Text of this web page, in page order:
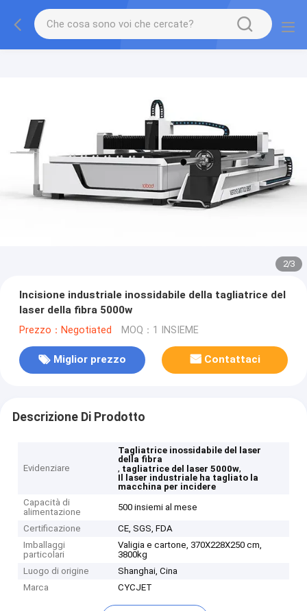
2/3
Incisione industriale inossidabile della tagliatrice del
laser della fibra 5000w
Prezzo：Negotiated MOQ：1 INSIEME
Miglior prezzo Contattaci
Descrizione Di Prodotto
Evidenziare
Tagliatrice inossidabile del laser
della fibra
, tagliatrice del laser 5000w,
Il laser industriale ha tagliato la
macchina per incidere
Capacità di
alimentazione
500 insiemi al mese
Certificazione
CE, SGS, FDA
Imballaggi
particolari
Valigia e cartone, 370X228X250 cm,
3800kg
Luogo di origine
Shanghai, Cina
Marca
CYCJET